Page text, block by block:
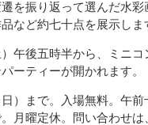
を振り返って選んだ水彩
など約七十点を展示しま
午後五時半から、ミニコ
ーティーが開かれます。
）まで。入場無料。午前
月曜定休。問い合わせは